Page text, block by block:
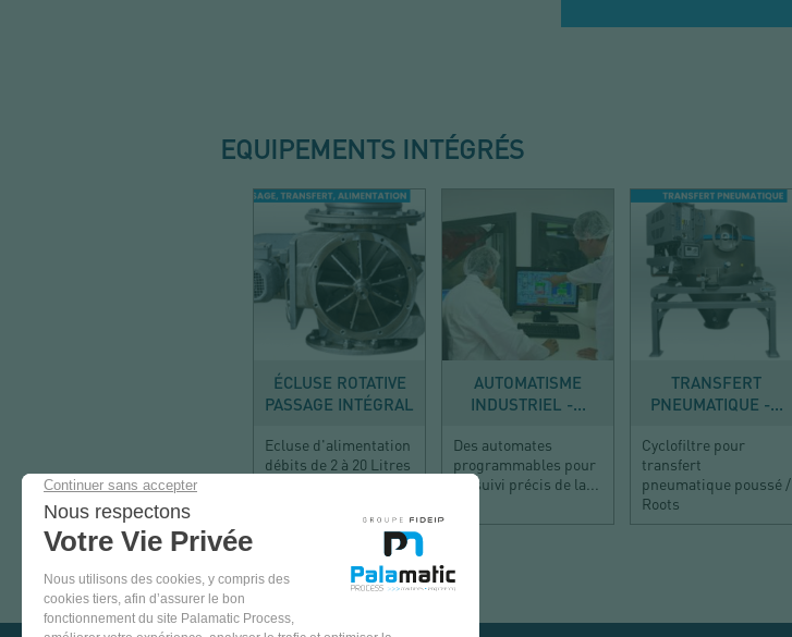
EQUIPEMENTS INTÉGRÉS
TRANSFÉRER
ÉCLUSE ROTATIVE
PASSAGE INTÉGRAL
Ecluse d'alimentation
débits de 2 à 20 Litres
CONTRÔLER
AUTOMATISME
INDUSTRIEL -...
Des automates
programmables pour
un suivi précis de la...
TRANSFÉRER
TRANSFERT
PNEUMATIQUE -...
Cyclofiltre pour
transfert
pneumatique poussé /
Roots
VENEZ
TESTER